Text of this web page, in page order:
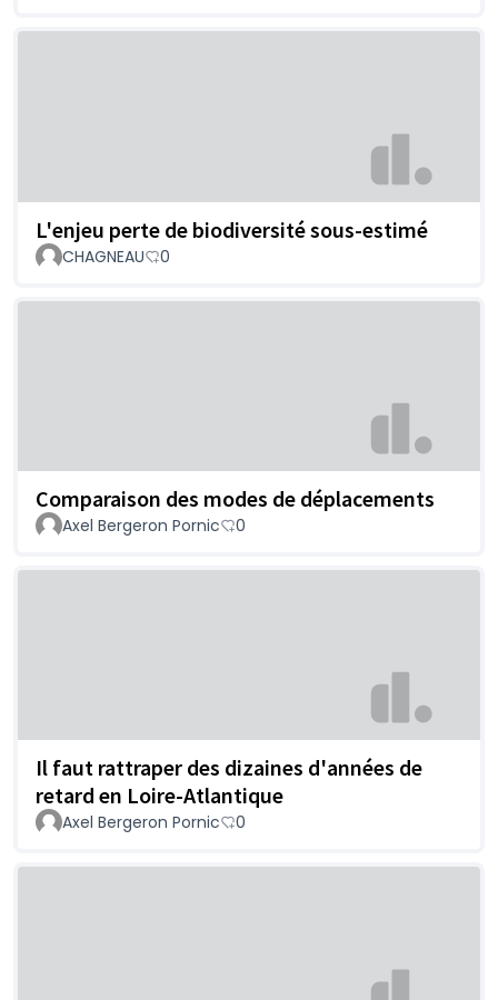
L'enjeu perte de biodiversité sous-estimé
CHAGNEAU 0
Comparaison des modes de déplacements
Axel Bergeron Pornic 0
Il faut rattraper des dizaines d'années de
retard en Loire-Atlantique
Axel Bergeron Pornic 0